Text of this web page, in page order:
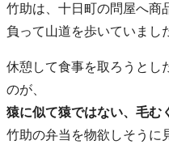
竹助は、十日町の問屋へ商
負って山道を歩いていまし
休憩して食事を取ろうとし
のが、
猿に似て猿ではない、毛む
竹助の弁当を物欲しそうに